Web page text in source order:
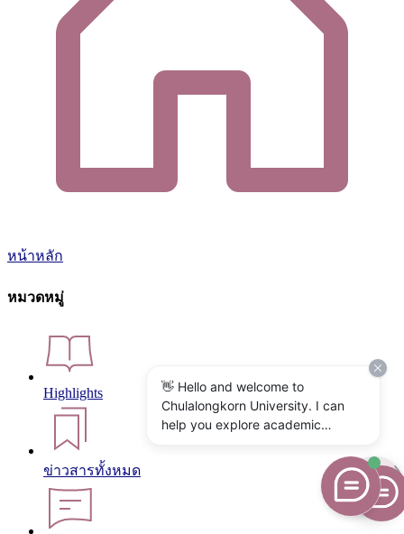
หน้าหลัก
หมวดหมู่
Highlights
ข่าวสารทั้งหมด
👋 Hello and welcome to
Chulalongkorn University. I can
help you explore academic